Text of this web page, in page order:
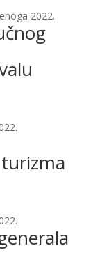
2022.